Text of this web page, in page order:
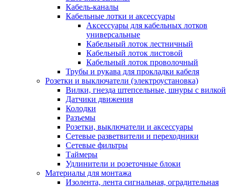
Кабель-каналы
Кабельные лотки и аксессуары
Аксессуары для кабельных лотков
универсальные
Кабельный лоток лестничный
Кабельный лоток листовой
Кабельный лоток проволочный
Трубы и рукава для прокладки кабеля
Розетки и выключатели (электроустановка)
Вилки, гнезда штепсельные, шнуры с вилкой
Датчики движения
Колодки
Разъемы
Розетки, выключатели и аксессуары
Сетевые разветвители и переходники
Сетевые фильтры
Таймеры
Удлинители и розеточные блоки
Материалы для монтажа
Изолента, лента сигнальная, оградительная